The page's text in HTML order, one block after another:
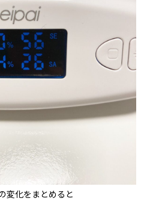
変化をまとめると